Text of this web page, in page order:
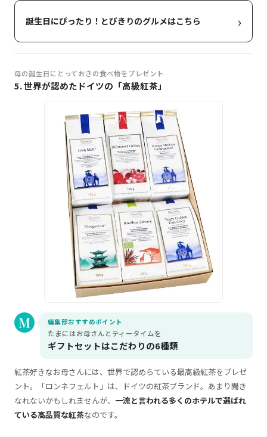
誕生日にぴったり！とびきりのグルメはこちら ›
母の誕生日にとっておきの食べ物をプレゼント
5. 世界が認めたドイツの「高級紅茶」
編集部おすすめポイント
たまにはお母さんとティータイムを
ギフトセットはこだわりの6種類
紅茶好きなお母さんには、世界で認めらている最高級紅茶をプレゼ
ント。「ロンネフェルト」は、ドイツの紅茶ブランド。あまり聞き
なれないかもしれませんが、 一流と言われる多くのホテルで選ばれ
ている高品質な紅茶なのです。